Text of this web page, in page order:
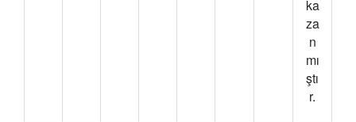
ka
za
n
mı
ştı
r.